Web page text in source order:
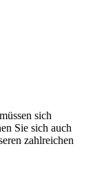
sich
Sie sich auch
zahlreichen